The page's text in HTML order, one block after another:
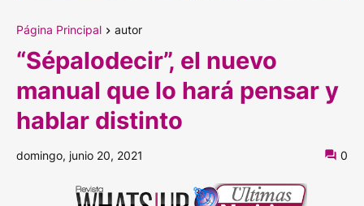
Página Principal autor
“Sépalodecir”, el nuevo
manual que lo hará pensar y
hablar distinto
domingo, junio 20, 2021 0